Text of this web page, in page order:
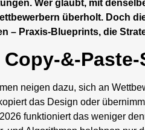
Wer glaubt, mit
überholt. Doch
– Praxis-Blueprints, die
Copy-&-
neigen dazu, sich an
das Design oder
funktioniert das weniger